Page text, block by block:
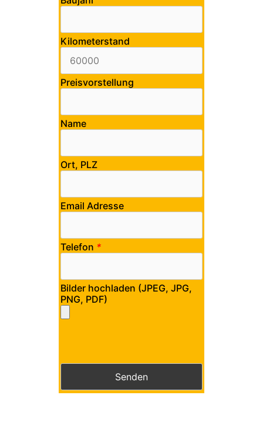
Kilometerstand
Preisvorstellung
Name
Ort, PLZ
Email Adresse
Telefon *
Bilder hochladen (JPEG, JPG,
PNG, PDF)
Bitte lasse dieses Feld leer.